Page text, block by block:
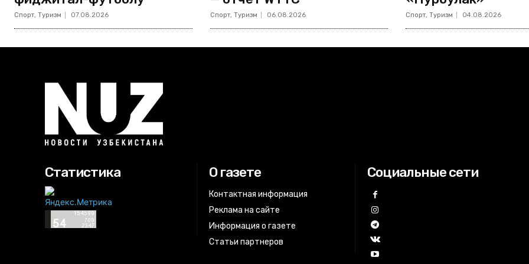
Спорт, Туризм 07.08.2026 Спорт, Туризм 06.08.2026 Спорт, Туризм 04.08.2026
Статистика О газете
Контактная информация
Реклама на сайте
Информация о газете
Статьи партнеров
Социальные сети